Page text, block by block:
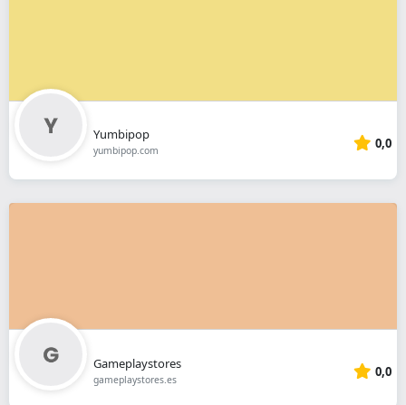
Yumbipop
yumbipop.com 0,0
Gameplaystores
gameplaystores.es 0,0